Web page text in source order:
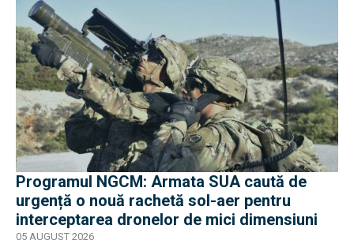
Programul NGCM: Armata SUA caută de
urgență o nouă rachetă sol-aer pentru
interceptarea dronelor de mici dimensiuni
05 AUGUST 2026